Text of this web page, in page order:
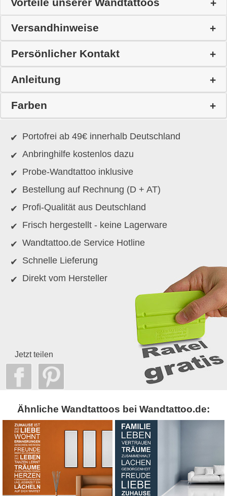
Versandhinweise
Persönlicher Kontakt
Anleitung
Farben
Portofrei ab 49€ innerhalb Deutschland
Anbringhilfe kostenlos dazu
Probe-Wandtattoo inklusive
Bestellung auf Rechnung (D + AT)
Profi-Qualität aus Deutschland
Frisch hergestellt - keine Lagerware
Wandtattoo.de Service Hotline
Schnelle Lieferung
Direkt vom Hersteller
Jetzt teilen
Ähnliche Wandtattoos bei Wandtattoo.de: